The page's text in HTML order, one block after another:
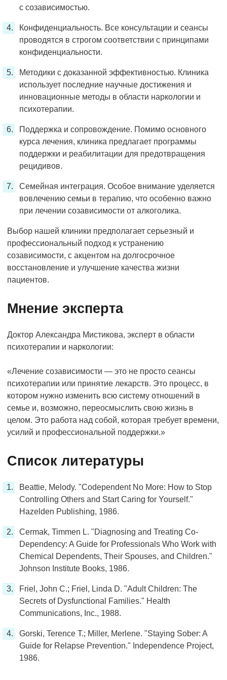
с созависимостью.
Конфиденциальность. Все консультации и сеансы
проводятся в строгом соответствии с принципами
конфиденциальности.
Методики с доказанной эффективностью. Клиника
использует последние научные достижения и
инновационные методы в области наркологии и
психотерапии.
Поддержка и сопровождение. Помимо основного
курса лечения, клиника предлагает программы
поддержки и реабилитации для предотвращения
рецидивов.
Семейная интеграция. Особое внимание уделяется
вовлечению семьи в терапию, что особенно важно
при лечении созависимости от алкоголика.
Выбор нашей клиники предполагает серьезный и
профессиональный подход к устранению
созависимости, с акцентом на долгосрочное
восстановление и улучшение качества жизни
пациентов.
Мнение эксперта
Доктор Александра Мистикова, эксперт в области
психотерапии и наркологии:
«Лечение созависимости — это не просто сеансы
психотерапии или принятие лекарств. Это процесс, в
котором нужно изменить всю систему отношений в
семье и, возможно, переосмыслить свою жизнь в
целом. Это работа над собой, которая требует времени,
усилий и профессиональной поддержки.»
Список литературы
Beattie, Melody. "Codependent No More: How to Stop
Controlling Others and Start Caring for Yourself."
Hazelden Publishing, 1986.
Cermak, Timmen L. "Diagnosing and Treating Co-
Dependency: A Guide for Professionals Who Work with
Chemical Dependents, Their Spouses, and Children."
Johnson Institute Books, 1986.
Friel, John C.; Friel, Linda D. "Adult Children: The
Secrets of Dysfunctional Families." Health
Communications, Inc., 1988.
Gorski, Terence T.; Miller, Merlene. "Staying Sober: A
Guide for Relapse Prevention." Independence Project,
1986.